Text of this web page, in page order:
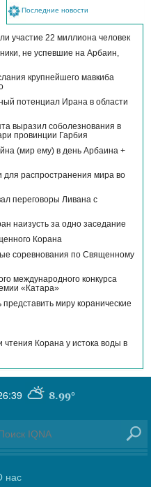
Последние новости
участие 22 миллиона человек
не успевшие на Арбаин,
крупнейшего мавкиба
потенциал Ирана в области
выразил соболезнования в
провинции Гарбия
(мир ему) в день Арбаина +
распространения мира во
переговоры Ливана с
наизусть за одно заседание
Корана
соревнования по Священному
международного конкурса
«Катара»
миру коранические
Корана у истока воды в
8.99°
нас